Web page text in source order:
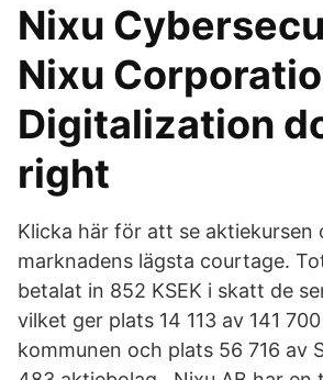
Nixu
Nixu
Digitalization
right
Klicka här för att se aktiekursen
marknadens lägsta courtage.
betalat in 852 KSEK i skatt de
vilket ger plats 14 113 av 141
kommunen och plats 56 716 av